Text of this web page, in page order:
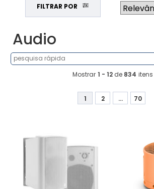
FILTRAR POR
Audio
Mostrar 1 - 12 de 834 itens
1 2 ... 70